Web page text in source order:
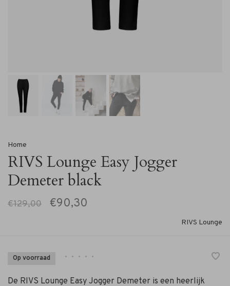
Home
RIVS Lounge Easy Jogger
Demeter black
€129,00 €90,30
RIVS Lounge
Op voorraad • • • • •
De RIVS Lounge Easy Jogger Demeter is een heerlijk